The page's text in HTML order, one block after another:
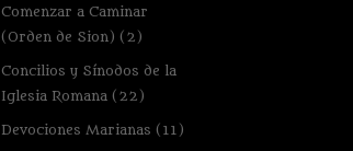
Comenzar a Caminar
(Orden de Sion) (2)
Concilios y Sínodos de la
Iglesia Romana (22)
Devociones Marianas (11)